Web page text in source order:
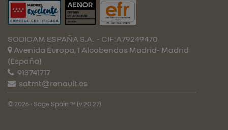
SODICAM ESPAÑA S.A. - CIF:A79249470
Avenida Europa, 1 Alcobendas Madrid- Madrid
(España)
913741717
satmt@renault.es
© 2026 - Sage Spain ™ (v.20.27)